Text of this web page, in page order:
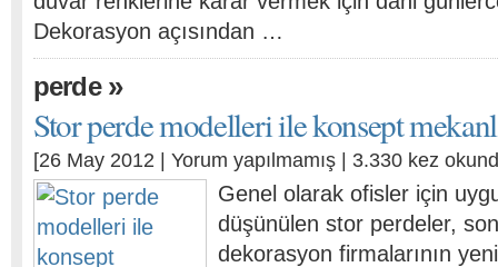
Dekorasyon açısından …
perde»
Stor perde modelleri ile konsept
[26 May 2012 | Yorum yapılmamış | 3.330 kez
Genel olarak ofisler için
düşünülen stor perdeler,
dekorasyon firmalarının